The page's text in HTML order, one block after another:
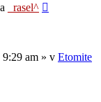
_rasel^
am » v Etomite